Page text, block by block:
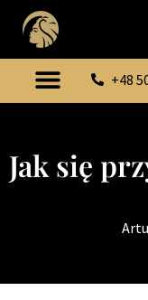
+48
Jak się